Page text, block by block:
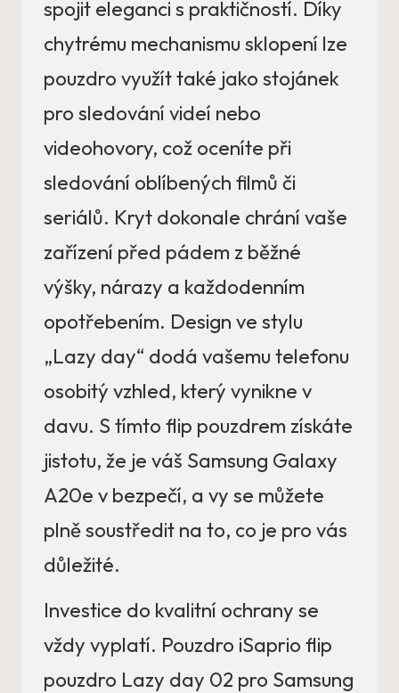
spojit eleganci s praktičností. Díky
chytrému mechanismu sklopení lze
pouzdro využít také jako stojánek
pro sledování videí nebo
videohovory, což oceníte při
sledování oblíbených filmů či
seriálů. Kryt dokonale chrání vaše
zařízení před pádem z běžné
výšky, nárazy a každodenním
opotřebením. Design ve stylu
„Lazy day“ dodá vašemu telefonu
osobitý vzhled, který vynikne v
davu. S tímto flip pouzdrem získáte
jistotu, že je váš Samsung Galaxy
A20e v bezpečí, a vy se můžete
plně soustředit na to, co je pro vás
důležité.
Investice do kvalitní ochrany se
vždy vyplatí. Pouzdro iSaprio flip
pouzdro Lazy day 02 pro Samsung